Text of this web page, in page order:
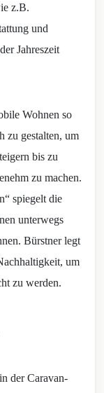
z.B.
und
Jahreszeit
Wohnen so
zu gestalten, um
bis zu
zu machen.
spiegelt die
unterwegs
Bürstner legt
um
zu werden.
der Caravan-